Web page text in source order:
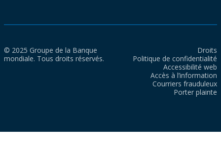
© 2025 Groupe de la Banque
mondiale. Tous droits réservés.
Droits
Politique de confidentialité
Accessibilité web
Accès à l’information
Courriers frauduleux
Porter plainte